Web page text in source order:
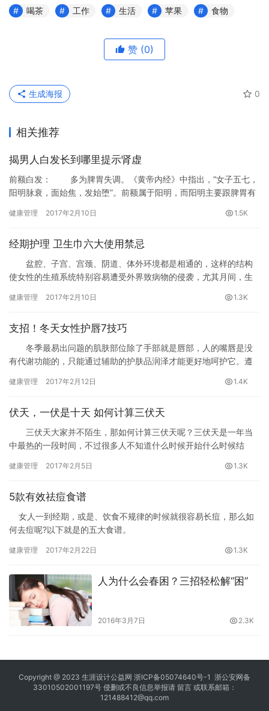
喝茶 工作 生活 苹果 食物
赞 (0)
0
生成海报
相关推荐
揭男人白发长到哪里提示肾虚
前额白发： 多为脾胃失调。《黄帝内经》中指出，“女子五七，
阳明脉衰，面始焦，发始堕”。前额属于阳明，而阳明主要跟脾胃有
时注意不要熬夜，以免伤气伤血。
健康管理 2017年2月10日 1.5K
经期护理 卫生巾六大使用禁忌
盆腔、子宫、宫颈、阴道、体外环境都是相通的，这样的结构
使女性的生殖系统特别容易遭受外界致病物的侵袭，尤其月间，生
特别容易发生感染。
健康管理 2017年2月10日 1.3K
支招！冬天女性护唇7技巧
冬季最易出问题的肌肤部位除了手部就是唇部，人的嘴唇是没
有代谢功能的，只能通过辅助的护肤品润泽才能更好地呵护它。遵
健康管理 2017年2月12日 1.4K
伏天，一伏是十天 如何计算三伏天
三伏天大家并不陌生，那如何计算三伏天呢？三伏天是一年当
中最热的一段时间，不过很多人不知道什么时候开始什么时候结
健康管理 2017年2月5日 1.3K
5款有效祛痘食谱
女人一到经期，或是、饮食不规律的时候就很容易长痘，那么如
何去痘呢?以下就是的五大食谱。
材料：苦瓜15克，大米100克。
做法：1、大米淘洗干净，用冷水浸泡30分钟，苦瓜洗净，除去
瓜瓤，用冷水浸泡后捞出，切成丁。2、锅置火上，加入冷水，将大
米放入，先用大火煮沸，加入苦瓜丁，然后改用小火熬至粥成，加
入白糖调味即可。
调料：白糖适量。
做法：1、将糯米，红豆，莲子，百合分别洗净，浸泡两个小时，
莲子去心。2、锅置火上，倒入清水煮沸，把红豆，糯米，莲子，百
合放入锅中，用大火煮沸，转用小火熬40分钟至黏稠，加入白糖调
健康管理 2017年2月22日 1.3K
人为什么会春困？三招轻松解“困”
2016年3月7日 2.3K
Copyright @ 2023 生涯设计公益网 浙ICP备05074640号-1 浙公安网备
33010502001197号 侵删或不良信息举报请 留言或联系邮箱：
121488412@qq.com